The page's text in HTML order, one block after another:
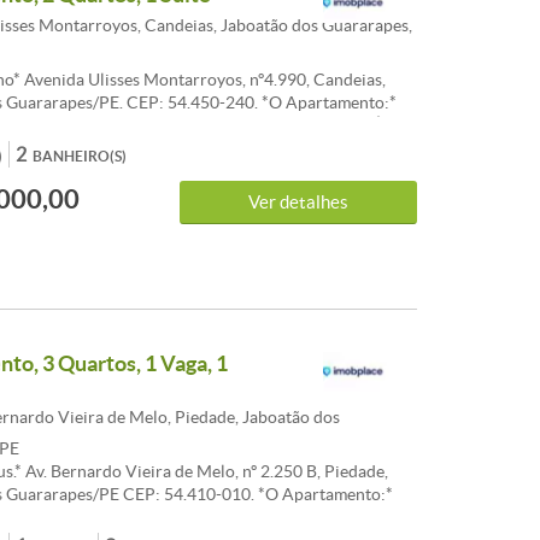
Montarroyos, Candeias, Jaboatão dos Guararapes,
Avenida Ulisses Montarroyos, nº4.990, Candeias,
Guararapes/PE. CEP: 54.450-240. *O Apartamento:*
de Serviço Completa | 2º Andar | Lateral
Ano de Construção: 1989 | 02 Andares
| Prédio Caixão | 04 unidades por andar. *Ponto de
Em frente à Escola Cristã. *Venda:* R$155 mil. (Não
esse link direto: https://whats.link/adrianoferreira0-
BANHEIRO(S)
2
Ver detalhes
3 Quartos, 1 Vaga, 1
Vieira de Melo, Piedade, Jaboatão dos
Av. Bernardo Vieira de Melo, nº 2.250 B, Piedade,
Guararapes/PE CEP: 54.410-010. *O Apartamento:*